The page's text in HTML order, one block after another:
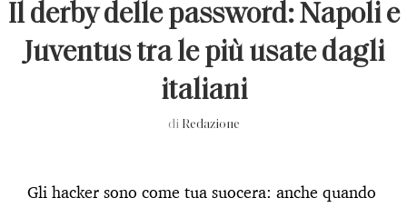
Il derby delle password: Napoli e
Juventus tra le più usate dagli
italiani
di Redazione
Gli hacker sono come tua suocera: anche quando